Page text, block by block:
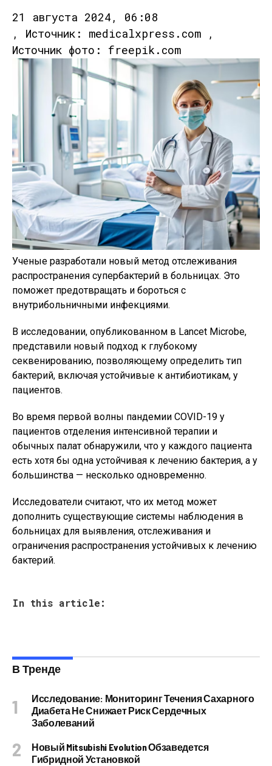
21 августа 2024, 06:08
, Источник: medicalxpress.com ,
Источник фото: freepik.com
Ученые разработали новый метод отслеживания
распространения супербактерий в больницах. Это
поможет предотвращать и бороться с
внутрибольничными инфекциями.
В исследовании, опубликованном в Lancet Microbe,
представили новый подход к глубокому
секвенированию, позволяющему определить тип
бактерий, включая устойчивые к антибиотикам, у
пациентов.
Во время первой волны пандемии COVID-19 у
пациентов отделения интенсивной терапии и
обычных палат обнаружили, что у каждого пациента
есть хотя бы одна устойчивая к лечению бактерия, а у
большинства — несколько одновременно.
Исследователи считают, что их метод может
дополнить существующие системы наблюдения в
больницах для выявления, отслеживания и
ограничения распространения устойчивых к лечению
бактерий.
In this article:
В Тренде
Исследование: Мониторинг Течения Сахарного
Диабета Не Снижает Риск Сердечных
Заболеваний
Новый Mitsubishi Evolution Обзаведется
Гибридной Установкой